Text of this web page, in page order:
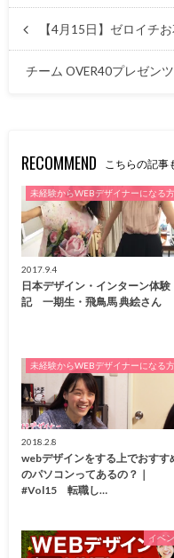
【4月15日】ゼロイチ
チーム OVER40プレゼン
RECOMMEND こちらの記事
未経験からWEBデザイナーになる
2017.9.4
日本デザイン・インターン体験
記 一期生・飛鳥馬 典絵さん
未経験からWEBデザイナーになる
2018.2.8
webデザインをする上でおすす
のパソコンってあるの？｜
#Vol15 転職し…
イベ